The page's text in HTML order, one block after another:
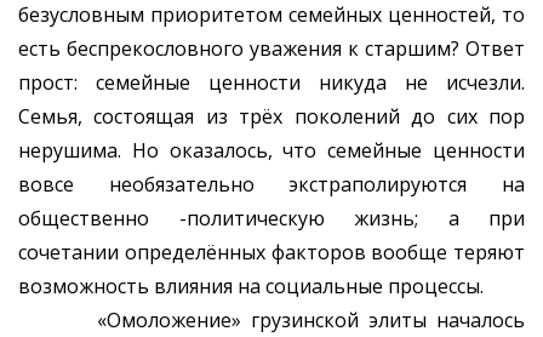
безусловным приоритетом семейных ценностей, то
есть беспрекословного уважения к старшим? Ответ
прост: семейные ценности никуда не исчезли.
Семья, состоящая из трёх поколений до сих пор
нерушима. Но оказалось, что семейные ценности
вовсе необязательно экстраполируются на
общественно -политическую жизнь; а при
сочетании определённых факторов вообще теряют
возможность влияния на социальные процессы.
«Омоложение» грузинской элиты началось